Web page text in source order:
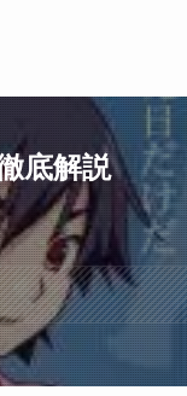
底解説